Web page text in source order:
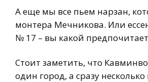
А еще мы все пьем нарзан,
монтера Мечникова. Или
№ 17 – вы какой
Стоит заметить, что
один город, а сразу